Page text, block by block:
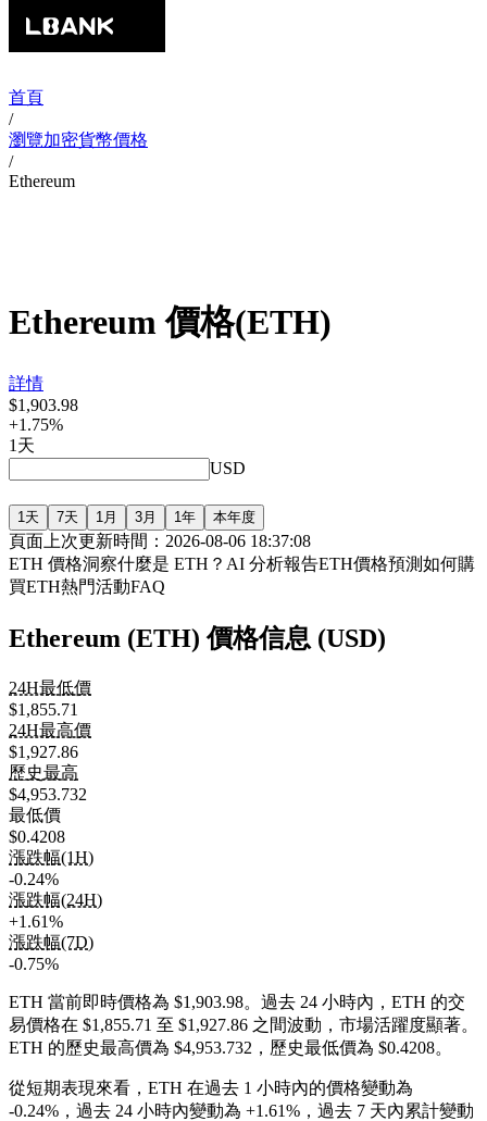
首頁
/
瀏覽加密貨幣價格
/
Ethereum
Ethereum 價格(ETH)
詳情
$1,903.98
+1.75%
1天
USD
1天 7天 1月 3月 1年 本年度
頁面上次更新時間：2026-08-06 18:37:08
ETH 價格洞察什麼是 ETH？ AI 分析報告ETH價格預測如何購
買ETH熱門活動FAQ
Ethereum (ETH) 價格信息 (USD)
24H最低價
$1,855.71
24H最高價
$1,927.86
歷史最高
$4,953.732
最低價
$0.4208
漲跌幅(1H)
-0.24%
漲跌幅(24H)
+1.61%
漲跌幅(7D)
-0.75%
ETH 當前即時價格為 $1,903.98。過去 24 小時內，ETH 的交
易價格在 $1,855.71 至 $1,927.86 之間波動，市場活躍度顯著。
ETH 的歷史最高價為 $4,953.732，歷史最低價為 $0.4208。
從短期表現來看，ETH 在過去 1 小時內的價格變動為
-0.24% ，過去 24 小時內變動為 +1.61% ，過去 7 天內累計變動